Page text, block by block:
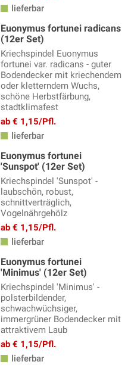
lieferbar
Euonymus fortunei radicans
(12er Set)
Kriechspindel Euonymus
fortunei var. radicans - guter
Bodendecker mit kriechendem
oder kletterndem Wuchs,
schöne Herbstfärbung,
stadtklimafest
ab € 1,15/Pfl.
lieferbar
Euonymus fortunei
'Sunspot' (12er Set)
Kriechspindel 'Sunspot' -
laubschön, robust,
schnittverträglich,
Vogelnährgehölz
ab € 1,15/Pfl.
lieferbar
Euonymus fortunei
'Minimus' (12er Set)
Kriechspindel 'Minimus' -
polsterbildender,
schwachwüchsiger,
immergrüner Bodendecker mit
attraktivem Laub
ab € 1,15/Pfl.
lieferbar